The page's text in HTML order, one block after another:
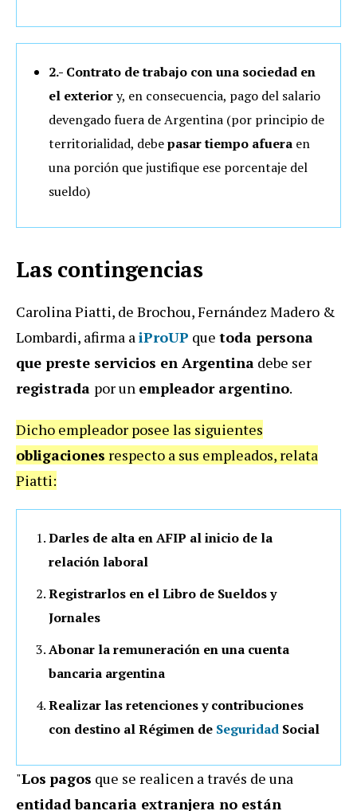
2.- Contrato de trabajo con una sociedad en
el exteriory, en consecuencia, pago del salario
devengado fuera de Argentina (por principio de
territorialidad, debepasar tiempo afuera en
una porción que justifique ese porcentaje del
sueldo)
Las contingencias
Carolina Piatti, de Brochou, Fernández Madero &
Lombardi, afirma aiProUP que toda persona
que preste servicios en Argentina debe ser
registrada por un empleador argentino.
Dicho empleador posee las siguientes
obligaciones respecto a sus empleados, relata
Piatti:
Darles de alta en AFIP al inicio de la
relación laboral
Registrarlos en el Libro de Sueldos y
Jornales
Abonar la remuneración en una cuenta
bancaria argentina
Realizar las retenciones y contribuciones
con destino al Régimen de Seguridad Social
"Los pagos que se realicen a través de una
entidad bancaria extranjera no están